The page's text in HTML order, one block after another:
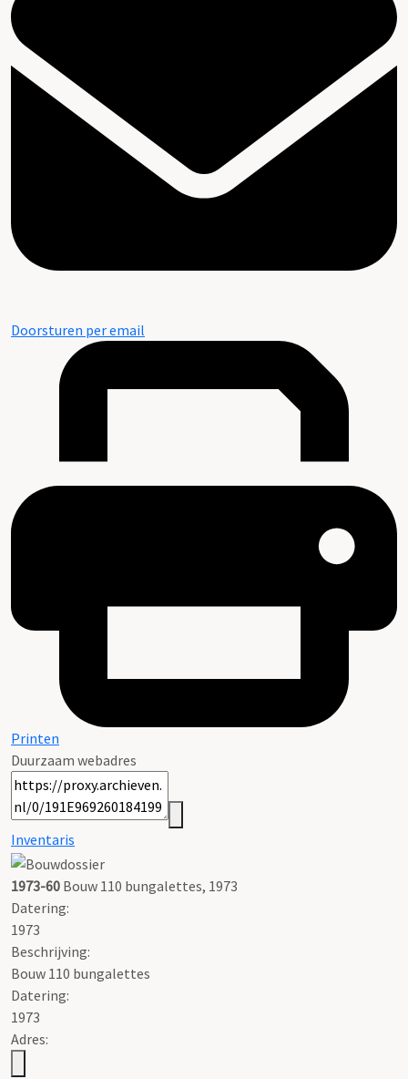
Doorsturen per email
Printen
Duurzaam webadres
Inventaris
1973-60 Bouw 110 bungalettes, 1973
Datering:
1973
Beschrijving:
Bouw 110 bungalettes
Datering:
1973
Adres: